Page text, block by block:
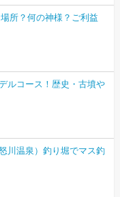
所？何の神様？ご利益
ルコース！歴史・古墳や
川温泉）釣り堀でマス釣